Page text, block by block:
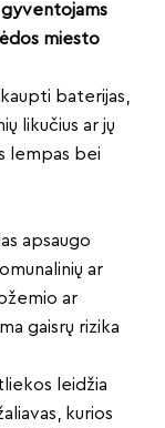
miesto
baterijas,
likučius ar jų
lempas bei
apsaugo
ar
ar
gaisrų rizika
leidžia
kurios